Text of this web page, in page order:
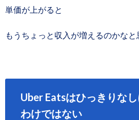
単価が上がると
もうちょっと収入が増えるのかなと
Uber Eatsはひっきりな
わけではない